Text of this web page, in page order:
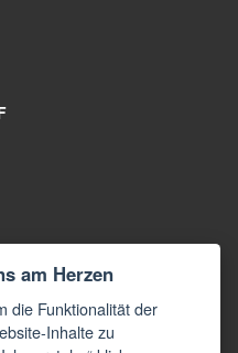
am Herzen
die Funktionalität der
Inhalte zu